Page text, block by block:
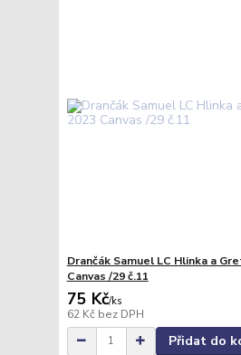
Drančák Samuel LC Hlinka a
Canvas /29 č.11
75 Kč/ks
62 Kč bez DPH
Přidat do